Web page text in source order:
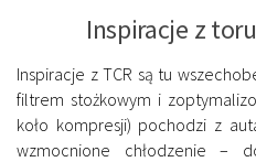
Inspiracje z
Inspiracje z TCR są tu
filtrem stożkowym i
koło kompresji) pochodzi z
wzmocnione chłodzenie –